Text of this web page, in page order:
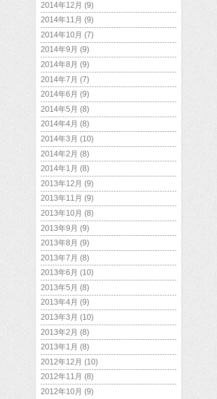
2014年12月 (9)
2014年11月 (9)
2014年10月 (7)
2014年9月 (9)
2014年8月 (9)
2014年7月 (7)
2014年6月 (9)
2014年5月 (8)
2014年4月 (8)
2014年3月 (10)
2014年2月 (8)
2014年1月 (8)
2013年12月 (9)
2013年11月 (9)
2013年10月 (8)
2013年9月 (9)
2013年8月 (9)
2013年7月 (8)
2013年6月 (10)
2013年5月 (8)
2013年4月 (9)
2013年3月 (10)
2013年2月 (8)
2013年1月 (8)
2012年12月 (10)
2012年11月 (8)
2012年10月 (9)